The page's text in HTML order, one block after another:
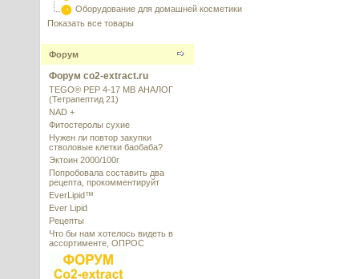
Оборудование для домашней косметики
Показать все товары
Форум
Форум co2-extract.ru
TEGO® PEP 4-17 MB АНАЛОГ
(Тетрапептид 21)
NAD +
Фитостеролы сухие
Нужен ли повтор закупки
стволовые клетки баобаба?
Эктоин 2000/100г
Попробовала составить два
рецепта, прокомментируйт
EverLipid™
Ever Lipid
Рецепты
Что бы нам хотелось видеть в
ассортименте, ОПРОС